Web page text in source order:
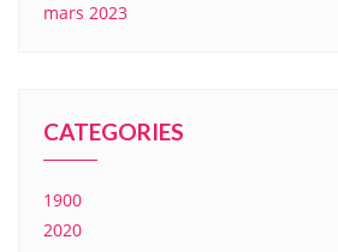
mars 2023
CATEGORIES
1900
2020